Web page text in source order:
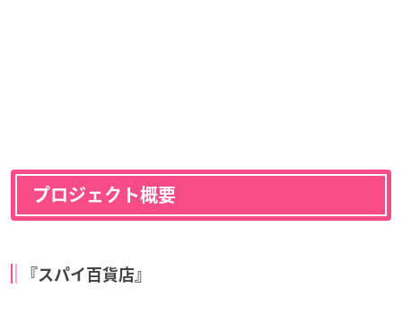
プロジェクト概要
『スパイ百貨店』